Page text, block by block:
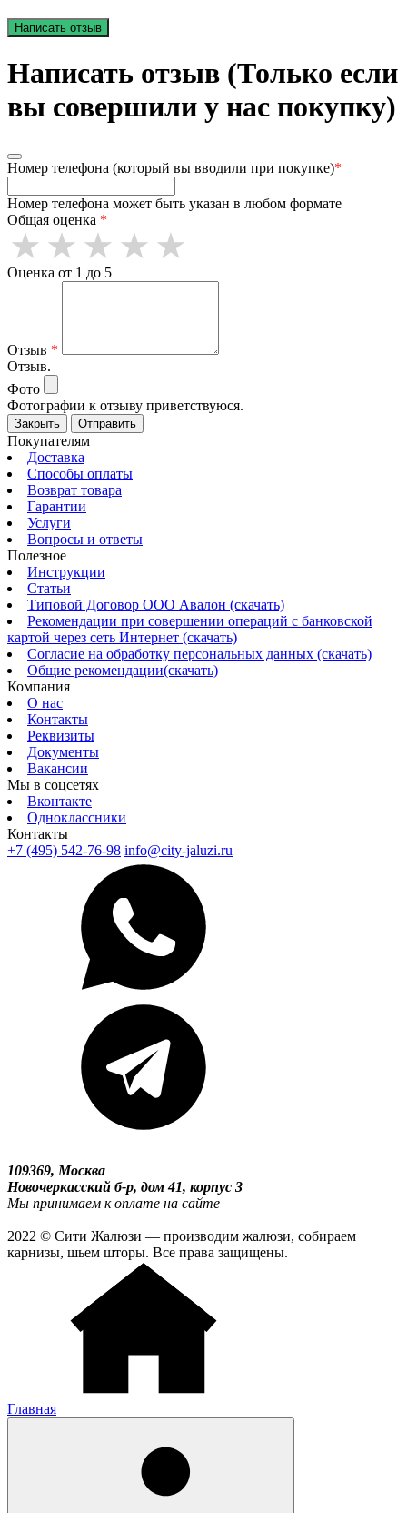
Написать отзыв
Написать отзыв (Только если
вы совершили у нас покупку)
Номер телефона (который вы вводили при покупке)*
Номер телефона может быть указан в любом формате
Общая оценка *
Оценка от 1 до 5
Отзыв *
Отзыв.
Фото
Фотографии к отзыву приветствуюся.
Закрыть Отправить
Покупателям
Доставка
Способы оплаты
Возврат товара
Гарантии
Услуги
Вопросы и ответы
Полезное
Инструкции
Статьи
Типовой Договор ООО Авалон (скачать)
Рекомендации при совершении операций с банковской
картой через сеть Интернет (скачать)
Согласие на обработку персональных данных (скачать)
Общие рекомендации(скачать)
Компания
О нас
Контакты
Реквизиты
Документы
Вакансии
Мы в соцсетях
Вконтакте
Одноклассники
Контакты
+7 (495) 542-76-98 info@city-jaluzi.ru
109369, Москва
Новочеркасский б-р, дом 41, корпус 3
Мы принимаем к оплате на сайте
2022 © Сити Жалюзи — производим жалюзи, собираем
карнизы, шьем шторы. Все права защищены.
Главная